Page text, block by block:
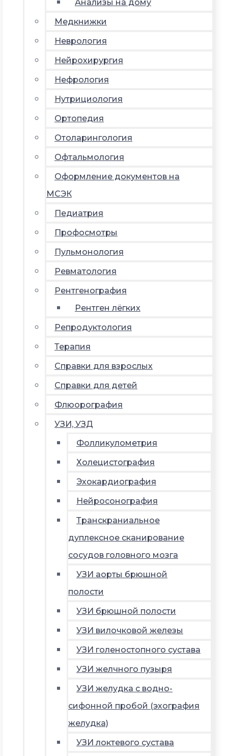
Анализы на дому
Медкнижки
Неврология
Нейрохирургия
Нефрология
Нутрициология
Ортопедия
Отоларингология
Офтальмология
Оформление документов на
МСЭК
Педиатрия
Профосмотры
Пульмонология
Ревматология
Рентгенография
Рентген лёгких
Репродуктология
Терапия
Справки для взрослых
Справки для детей
Флюорография
УЗИ, УЗД
Фолликулометрия
Холецистография
Эхокардиография
Нейросонография
Транскраниальное
дуплексное сканирование
сосудов головного мозга
УЗИ аорты брюшной
полости
УЗИ брюшной полости
УЗИ вилочковой железы
УЗИ голеностопного сустава
УЗИ желчного пузыря
УЗИ желудка с водно-
сифонной пробой (эхография
желудка)
УЗИ локтевого сустава